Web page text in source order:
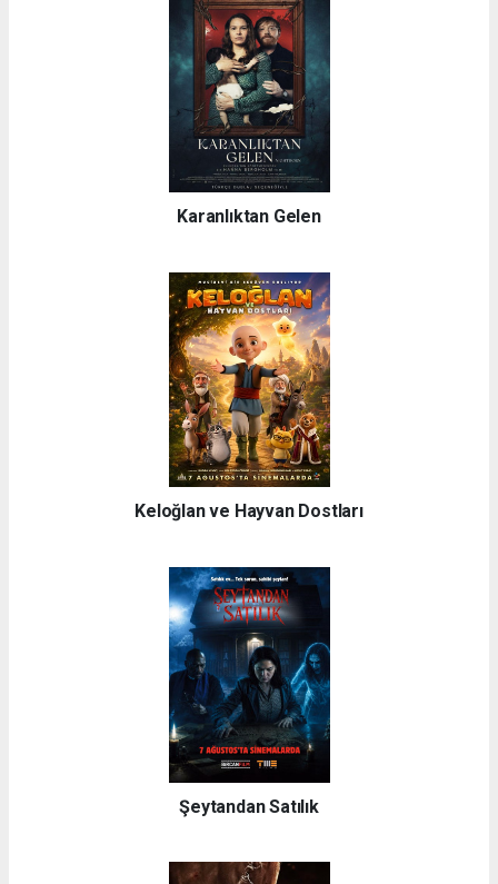
Karanlıktan Gelen
Keloğlan ve Hayvan Dostları
Şeytandan Satılık